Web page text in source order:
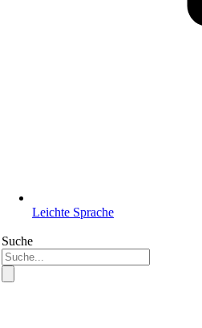
Leichte Sprache
Suche